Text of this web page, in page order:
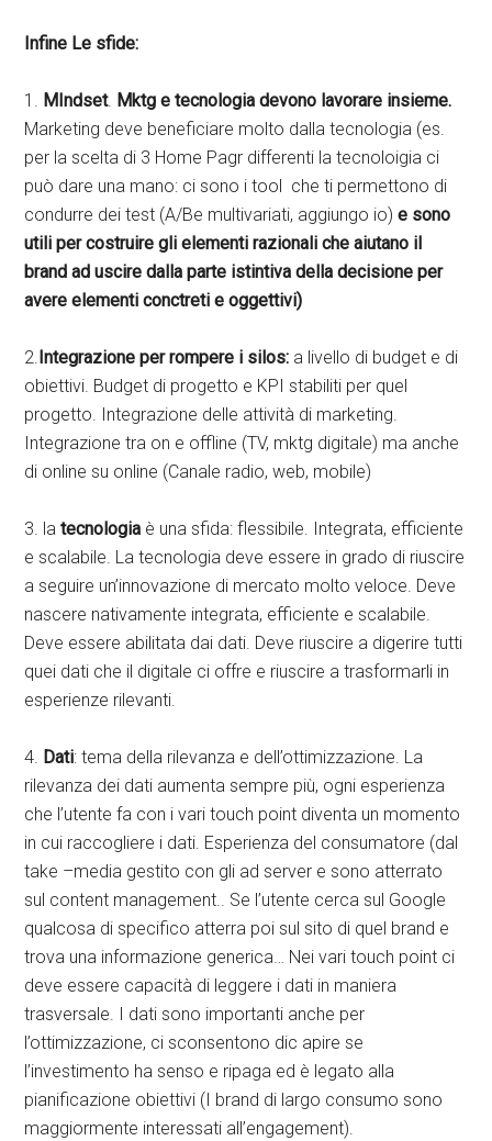
Infine Le sfide:
1. MIndset. Mktg e tecnologia devono lavorare insieme.
Marketing deve beneficiare molto dalla tecnologia (es.
per la scelta di 3 Home Pagr differenti la tecnoloigia ci
può dare una mano: ci sono i tool che ti permettono di
condurre dei test (A/Be multivariati, aggiungo io)e sono
utili per costruire gli elementi razionali che aiutano il
brand ad uscire dalla parte istintiva della decisione per
avere elementi conctreti e oggettivi)
2. Integrazione per rompere i silos: a livello di budget e di
obiettivi. Budget di progetto e KPI stabiliti per quel
progetto. Integrazione delle attività di marketing.
Integrazione tra on e offline (TV, mktg digitale) ma anche
di online su online (Canale radio, web, mobile)
3. latecnologia è una sfida: flessibile. Integrata, efficiente
e scalabile. La tecnologia deve essere in grado di riuscire
a seguire un’innovazione di mercato molto veloce. Deve
nascere nativamente integrata, efficiente e scalabile.
Deve essere abilitata dai dati. Deve riuscire a digerire tutti
quei dati che il digitale ci offre e riuscire a trasformarli in
esperienze rilevanti.
4. Dati: tema della rilevanza e dell’ottimizzazione. La
rilevanza dei dati aumenta sempre più, ogni esperienza
che l’utente fa con i vari touch point diventa un momento
in cui raccogliere i dati. Esperienza del consumatore (dal
take –media gestito con gli ad server e sono atterrato
sul content management.. Se l’utente cerca sul Google
qualcosa di specifico atterra poi sul sito di quel brand e
trova una informazione generica… Nei vari touch point ci
deve essere capacità di leggere i dati in maniera
trasversale. I dati sono importanti anche per
l’ottimizzazione, ci sconsentono dic apire se
l’investimento ha senso e ripaga ed è legato alla
pianificazione obiettivi (I brand di largo consumo sono
maggiormente interessati all’engagement).